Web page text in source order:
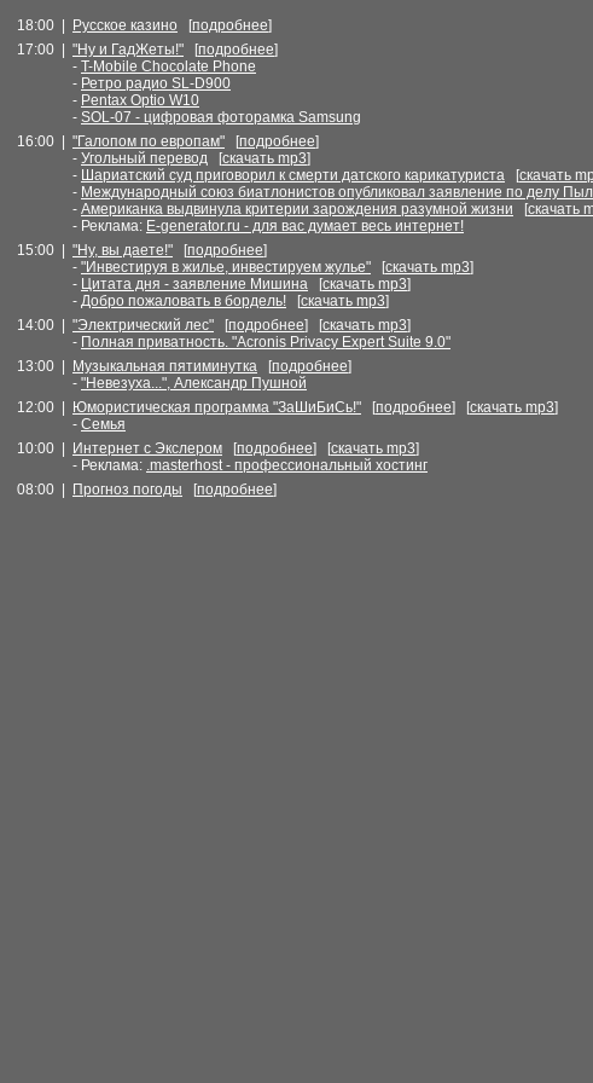
18:00 | Русское казино [подробнее]
17:00 |
"Ну и ГадЖеты!" [подробнее]
- T-Mobile Chocolate Phone
- Ретро радио SL-D900
- Pentax Optio W10
- SOL-07 - цифровая фоторамка Samsung
16:00 |
"Галопом по европам" [подробнее]
- Угольный перевод [скачать mp3]
- Шариатский суд приговорил к смерти датского карикатуриста [скачать
- Международный союз биатлонистов опубликовал заявление по делу
- Американка выдвинула критерии зарождения разумной жизни [скачать
- Реклама: E-generator.ru - для вас думает весь интернет!
15:00 |
"Ну, вы даете!" [подробнее]
- "Инвестируя в жилье, инвестируем жулье" [скачать mp3]
- Цитата дня - заявление Мишина [скачать mp3]
- Добро пожаловать в бордель! [скачать mp3]
14:00 |
"Электрический лес" [подробнее] [скачать mp3]
- Полная приватность. "Acronis Privacy Expert Suite 9.0"
13:00 |
Музыкальная пятиминутка [подробнее]
- "Невезуха...", Александр Пушной
12:00 |
Юмористическая программа "ЗаШиБиСь!" [подробнее] [скачать mp3]
- Семья
10:00 |
Интернет с Экслером [подробнее] [скачать mp3]
- Реклама: .masterhost - профессиональный хостинг
08:00 |
Прогноз погоды [подробнее]